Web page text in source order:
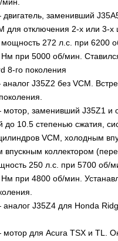
мин.
заменивший
для отключения 2-х или 3-х
272 л.с. при 6200
при 5000 об/мин.
8-го поколения
J35Z2 без VCM.
заменивший J35Z1 и
до 10.5 степенью сжатия,
VCM, холодным
впускным коллектором
250 л.с. при 5700 об/
при 4800 об/мин.
J35Z4 для Honda
для Acura TSX и TL.